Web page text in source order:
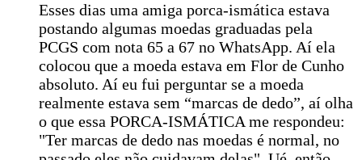
Esses dias uma amiga porca-ismática estava
postando algumas moedas graduadas pela
PCGS com nota 65 a 67 no WhatsApp. Aí ela
colocou que a moeda estava em Flor de Cunho
absoluto. Aí eu fui perguntar se a moeda
realmente estava sem “marcas de dedo”, aí olha
o que essa PORCA-ISMÁTICA me respondeu:
"Ter marcas de dedo nas moedas é normal, no